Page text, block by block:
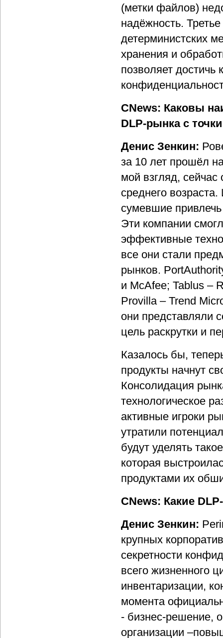
(метки файлов)
надёжность.
детерминистских
хранения и
позволяет
CNews: Каковы
DLP-рынка с
Денис Зенкин:
за 10 лет прошёл
мой взгляд, сейчас
среднего
сумевшие привлечь
Эти компании
эффективные
все они стали
рынков.
и McAfee; Tablus –
Provilla – Trend
они представляли
цель раскрутки и
Казалось бы,
продукты начнут
Консолидация
технологическое
активные игроки
утратили
будут уделять
которая
продуктами их
CNews: Какие
Денис Зенкин:
крупных
секретности
всего жизненного
инвентаризации,
момента
- бизнес-решение,
организации